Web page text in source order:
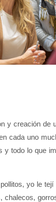
y creación de
cada uno
y todo lo que
yo le
chalecos,